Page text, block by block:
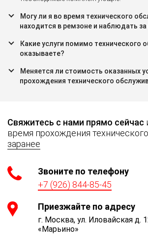
Могу ли я во время технического
находится в ремзоне и наблюдать
Какие услуги помимо технического
оказываете?
Меняется ли стоимость оказанных
прохождения технического
Свяжитесь с нами прямо сейчас
время прохождения
заранее
Звоните по телефону
+7 (926) 844-85-45
Приезжайте по адресу
г. Москва, ул. Иловайская д.
«Марьино»